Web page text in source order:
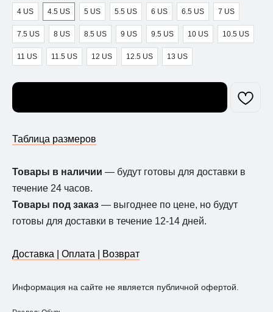
4 US
4.5 US 5 US 5.5 US 6 US 6.5 US 7 US
7.5 US 8 US 8.5 US 9 US 9.5 US 10 US 10.5 US
11 US 11.5 US 12 US 12.5 US 13 US
Таблица размеров
Товары в наличии — будут готовы для доставки в
течение 24 часов.
Товары под заказ — выгоднее по цене, но будут
готовы для доставки в течение 12-14 дней.
Доставка | Оплата | Возврат
Информация на сайте не является публичной офертой.